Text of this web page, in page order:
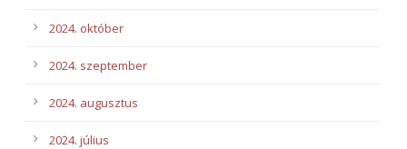
2024. október
2024. szeptember
2024. augusztus
2024. július